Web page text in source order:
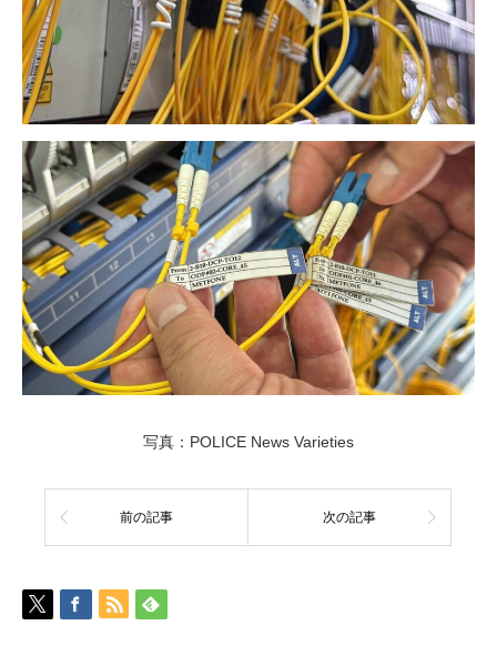
写真：POLICE News Varieties
前の記事 次の記事